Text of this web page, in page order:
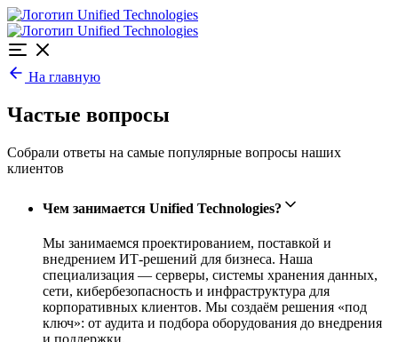
На главную
Частые вопросы
Собрали ответы на самые популярные вопросы наших
клиентов
Чем занимается Unified Technologies?
Мы занимаемся проектированием, поставкой и
внедрением ИТ-решений для бизнеса. Наша
специализация — серверы, системы хранения данных,
сети, кибербезопасность и инфраструктура для
корпоративных клиентов. Мы создаём решения «под
ключ»: от аудита и подбора оборудования до внедрения